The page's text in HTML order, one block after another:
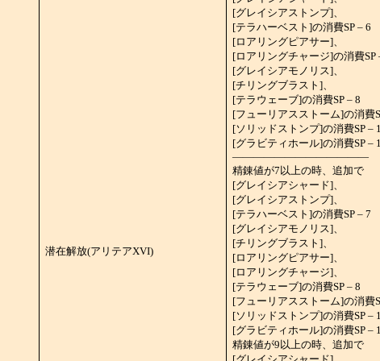
潜在解放(アリテアXVI)
[グレイシアストンプ]、
[テラハーベスト]の消費SP – 6
[ロアリングピアサー]、
[ロアリングチャージ]の消費SP
[グレイシアモノリス]、
[チリングブラスト]、
[テラウェーブ]の消費SP – 8
[フューリアスストーム]の消費
[ソリッドストンプ]の消費SP –
[グラビティホール]の消費SP –
―――――――――――――
精錬値が7以上の時、追加で
[グレイシアシャード]、
[グレイシアストンプ]、
[テラハーベスト]の消費SP – 7
[グレイシアモノリス]、
[チリングブラスト]、
[ロアリングピアサー]、
[ロアリングチャージ]、
[テラウェーブ]の消費SP – 8
[フューリアスストーム]の消費
[ソリッドストンプ]の消費SP –
[グラビティホール]の消
精錬値が9以上の時、追加で